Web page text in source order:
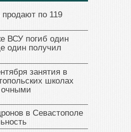
по 119
ВСУ погиб один
один получил
занятия в
школах
очными
в Севастополе